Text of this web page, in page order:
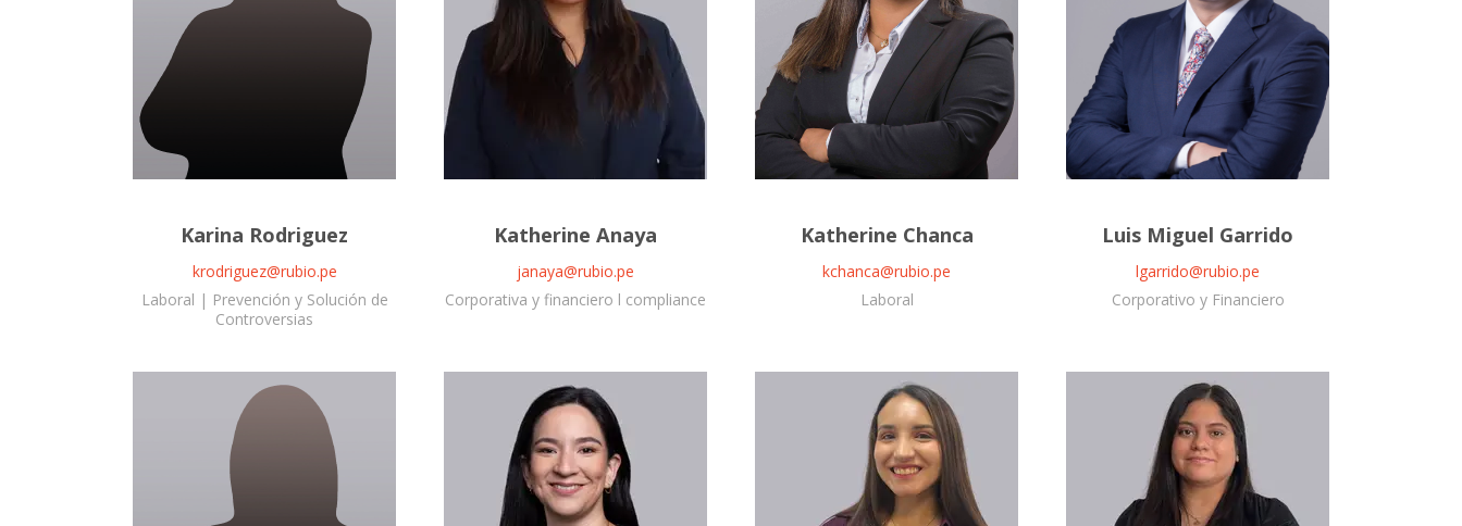
Karina Rodriguez
krodriguez@rubio.pe
Laboral | Prevención y Solución de
Controversias
Katherine Anaya
janaya@rubio.pe
Corporativa y financiero l compliance
Katherine Chanca
kchanca@rubio.pe
Laboral
Luis Miguel Garrido
lgarrido@rubio.pe
Corporativo y Financiero